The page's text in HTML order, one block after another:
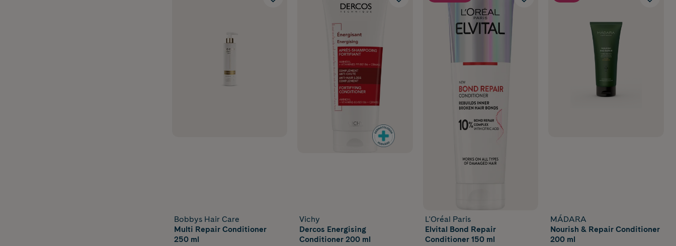
Bobbys Hair Care
Multi Repair Conditioner
250 ml
Vichy
Dercos Energising
Conditioner 200 ml
L'Oréal Paris
Elvital Bond Repair
Conditioner 150 ml
MÁDARA
Nourish & Repair Conditioner
200 ml